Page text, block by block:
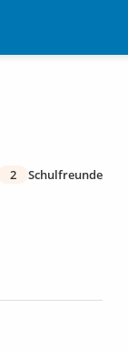
2 Schulfreunde